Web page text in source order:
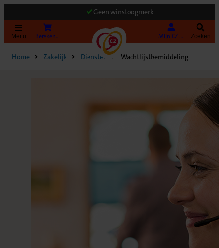
Geen winstoogmerk
Menu Bereken uw premie Mijn CZ Zakelijk Zoeken
Home Zakelijk Diensten Wachtlijstbemiddeling